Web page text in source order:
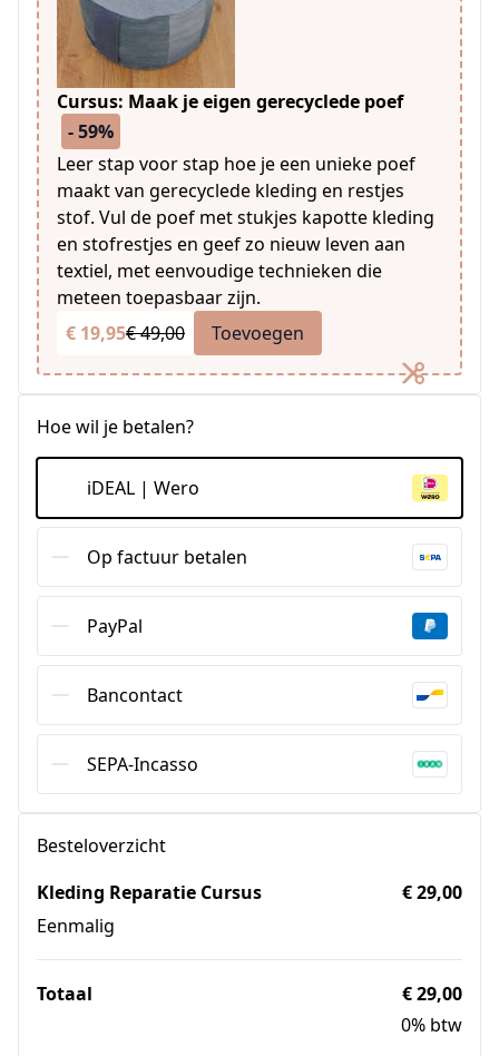
Cursus: Maak je eigen gerecyclede poef
- 59%
Leer stap voor stap hoe je een unieke poef
maakt van gerecyclede kleding en restjes
stof. Vul de poef met stukjes kapotte kleding
en stofrestjes en geef zo nieuw leven aan
textiel, met eenvoudige technieken die
meteen toepasbaar zijn.
€ 19,95€ 49,00 Toevoegen
Hoe wil je betalen?
iDEAL | Wero
Op factuur betalen
PayPal
Bancontact
SEPA-Incasso
Besteloverzicht
Kleding Reparatie Cursus
Eenmalig
€ 29,00
Totaal
€ 29,00
0% btw